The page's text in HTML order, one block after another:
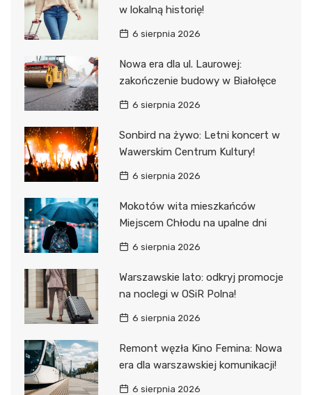
w lokalną historię!
6 sierpnia 2026
Nowa era dla ul. Laurowej:
zakończenie budowy w Białołęce
6 sierpnia 2026
Sonbird na żywo: Letni koncert w
Wawerskim Centrum Kultury!
6 sierpnia 2026
Mokotów wita mieszkańców
Miejscem Chłodu na upalne dni
6 sierpnia 2026
Warszawskie lato: odkryj promocje
na noclegi w OSiR Polna!
6 sierpnia 2026
Remont węzła Kino Femina: Nowa
era dla warszawskiej komunikacji!
6 sierpnia 2026